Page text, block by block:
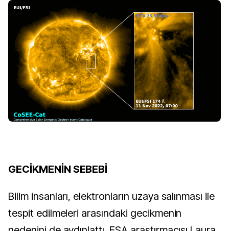
GECİKMENİN SEBEBİ
Bilim insanları, elektronların uzaya salınması ile
tespit edilmeleri arasındaki gecikmenin